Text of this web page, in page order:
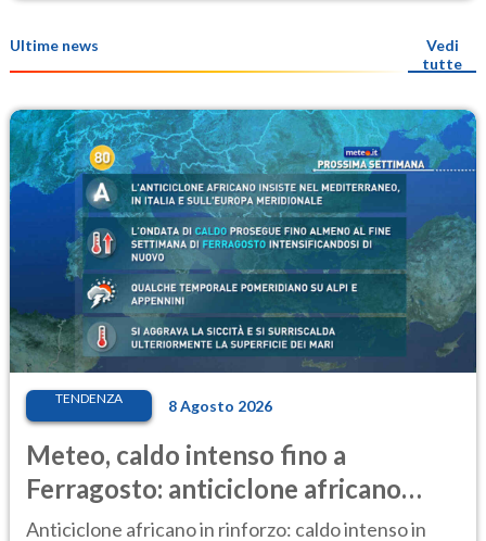
Ultime news
Vedi
tutte
TENDENZA 8 Agosto 2026
Meteo, caldo intenso fino a
Ferragosto: anticiclone africano
ancora protagonista
Anticiclone africano in rinforzo: caldo intenso in